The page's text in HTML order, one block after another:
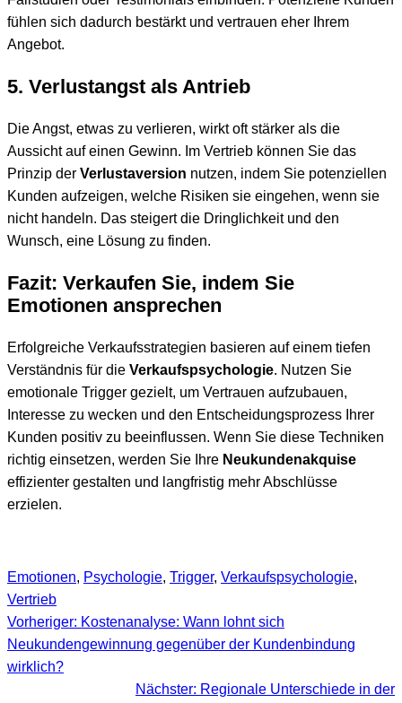
fühlen sich dadurch bestärkt und vertrauen eher Ihrem
Angebot.
5. Verlustangst als Antrieb
Die Angst, etwas zu verlieren, wirkt oft stärker als die
Aussicht auf einen Gewinn. Im Vertrieb können Sie das
Prinzip der Verlustaversion nutzen, indem Sie potenziellen
Kunden aufzeigen, welche Risiken sie eingehen, wenn sie
nicht handeln. Das steigert die Dringlichkeit und den
Wunsch, eine Lösung zu finden.
Fazit: Verkaufen Sie, indem Sie
Emotionen ansprechen
Erfolgreiche Verkaufsstrategien basieren auf einem tiefen
Verständnis für die Verkaufspsychologie. Nutzen Sie
emotionale Trigger gezielt, um Vertrauen aufzubauen,
Interesse zu wecken und den Entscheidungsprozess Ihrer
Kunden positiv zu beeinflussen. Wenn Sie diese Techniken
richtig einsetzen, werden Sie Ihre Neukundenakquise
effizienter gestalten und langfristig mehr Abschlüsse
erzielen.
Emotionen, Psychologie, Trigger, Verkaufspsychologie
Vertrieb
Vorheriger: Kostenanalyse: Wann lohnt sich
Neukundengewinnung gegenüber der Kundenbindung
wirklich?
Nächster: Regionale Unterschiede in der